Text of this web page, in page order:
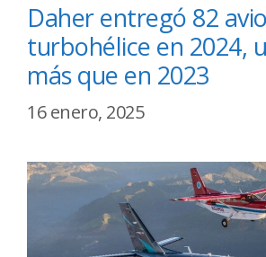
Daher entregó 82
turbohélice en 2024,
más que en 2023
16 enero, 2025